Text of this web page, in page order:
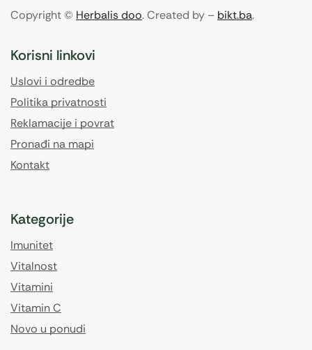
Copyright © Herbalis doo. Created by – bikt.ba.
Korisni linkovi
Uslovi i odredbe
Politika privatnosti
Reklamacije i povrat
Pronađi na mapi
Kontakt
Kategorije
Imunitet
Vitalnost
Vitamini
Vitamin C
Novo u ponudi